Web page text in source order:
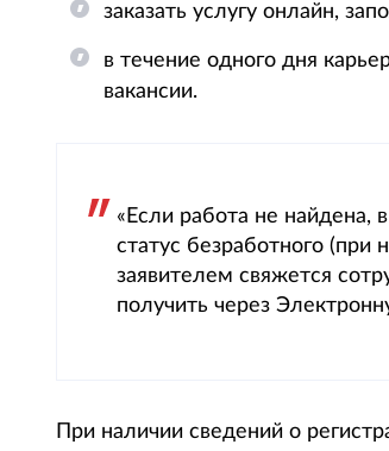
заказать услугу онлайн,
в течение одного дня
вакансии.
«Если работа не найдена,
статус безработного
заявителем свяжется
получить через
При наличии сведений о